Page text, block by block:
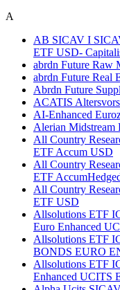
A
AB SICAV I
ETF USD-
abrdn Future Raw
abrdn Future Real
Abrdn Future
ACATIS
AI-Enhanced
Alerian
All Country
ETF Accum USD
All Country
ETF
All Country
ETF USD
Allsolutions ETF
Euro Enhanced
Allsolutions ETF
BONDS EURO
Allsolutions ETF
Enhanced UCITS